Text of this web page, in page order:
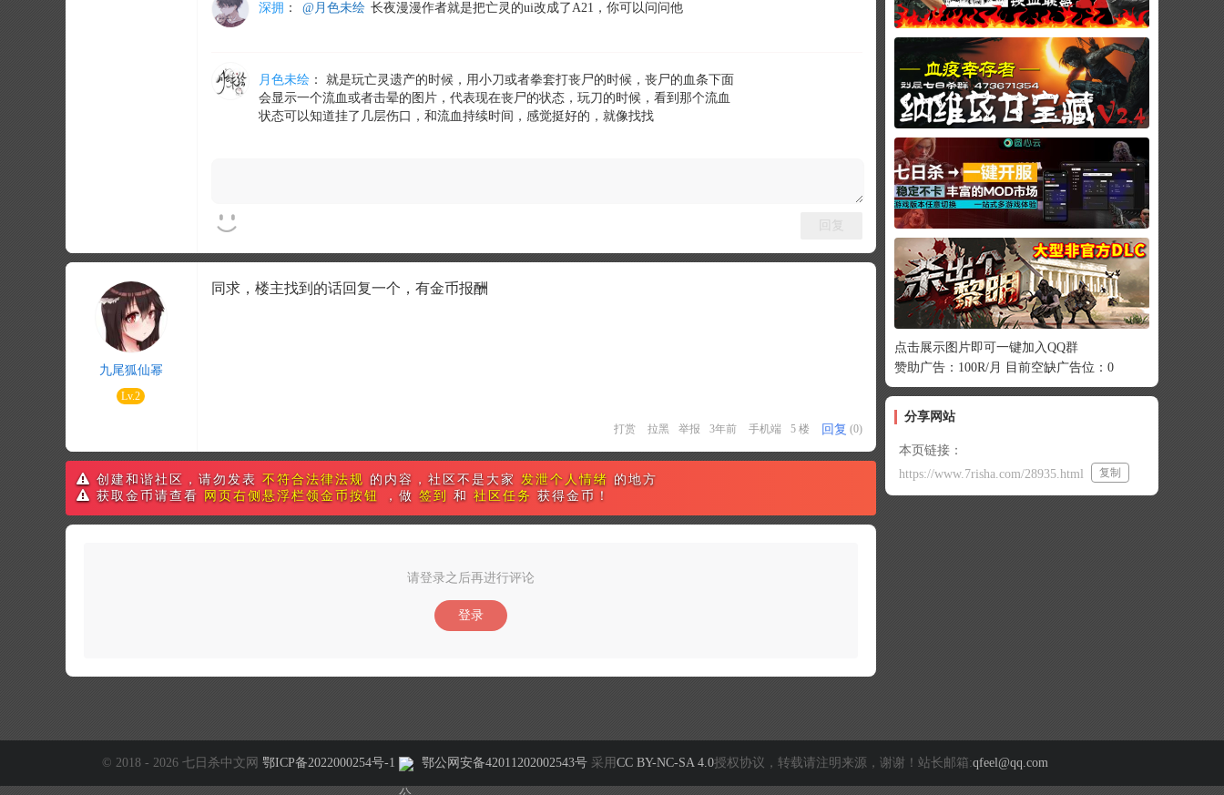
深拥 ： @月色未绘 长夜漫漫作者就是把亡灵的ui改成了A21，你可以问问他
月色未绘： 就是玩亡灵遗产的时候，用小刀或者拳套打丧尸的时候，丧尸的血条下面
会显示一个流血或者击晕的图片，代表现在丧尸的状态，玩刀的时候，看到那个流血
状态可以知道挂了几层伤口，和流血持续时间，感觉挺好的，就像找找
回复
九尾狐仙幂
Lv.2
同求，楼主找到的话回复一个，有金币报酬
打赏 拉黑 举报 3年前 手机端 5 楼 回复 (0)
创建和谐社区，请勿发表 不符合法律法规 的内容，社区不是大家 发泄个人情绪 的地方
获取金币请查看
网页右侧悬浮栏领金币按钮 ，做 签到 和 社区任务 获得金币！
请登录之后再进行评论
登录
点击展示图片即可一键加入QQ群
赞助广告：100R/月 目前空缺广告位：0
分享网站
本页链接：
https://www.7risha.com/28935.html
复制
© 2018 - 2026 七日杀中文网 鄂ICP备2022000254号-1 鄂公网安备42011202002543号 采用 CC BY-NC-SA 4.0授权协议，转载请注明来源，谢谢！站长邮箱:qfeel@qq.com